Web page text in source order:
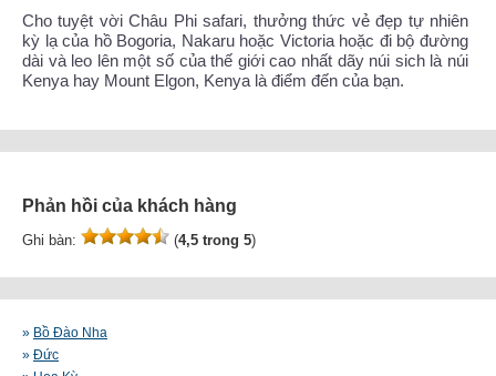
Cho tuyệt vời Châu Phi safari, thưởng thức vẻ đẹp tự nhiên
kỳ lạ của hồ Bogoria, Nakaru hoặc Victoria hoặc đi bộ đường
dài và leo lên một số của thế giới cao nhất dãy núi sich là núi
Kenya hay Mount Elgon, Kenya là điểm đến của bạn.
Phản hồi của khách hàng
Ghi bàn: (4,5 trong 5)
» Bồ Đào Nha
» Đức